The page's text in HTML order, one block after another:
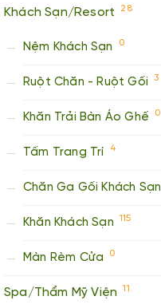
Khách Sạn/Resort 28
Nệm Khách Sạn 0
Ruột Chăn - Ruột Gối 3
Khăn Trải Bàn Áo Ghế 0
Tấm Trang Trí 4
Chăn Ga Gối Khách Sạn
Khăn Khách Sạn 115
Màn Rèm Cửa 0
Spa/Thẩm Mỹ Viện 11